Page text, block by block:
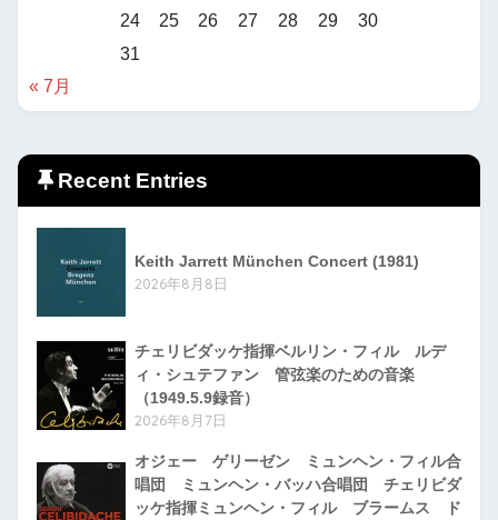
24
25 26 27 28 29
30
31
« 7月
Recent Entries
Keith Jarrett München Concert (1981)
2026年8月8日
チェリビダッケ指揮ベルリン・フィル ルデ
ィ・シュテファン 管弦楽のための音楽
（1949.5.9録音）
2026年8月7日
オジェー ゲリーゼン ミュンヘン・フィル合
唱団 ミュンヘン・バッハ合唱団 チェリビダ
ッケ指揮ミュンヘン・フィル ブラームス ド